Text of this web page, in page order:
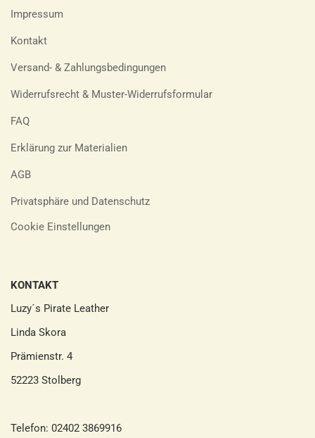
Impressum
Kontakt
Versand- & Zahlungsbedingungen
Widerrufsrecht & Muster-Widerrufsformular
FAQ
Erklärung zur Materialien
AGB
Privatsphäre und Datenschutz
Cookie Einstellungen
KONTAKT
Luzy´s Pirate Leather
Linda Skora
Prämienstr. 4
52223 Stolberg
Telefon: 02402 3869916